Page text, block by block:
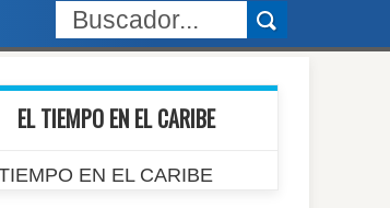
EL TIEMPO EN EL CARIBE